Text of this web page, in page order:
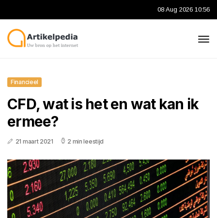
08 Aug 2026 10:56
Financieel
CFD, wat is het en wat kan ik
ermee?
21 maart 2021 2 min leestijd